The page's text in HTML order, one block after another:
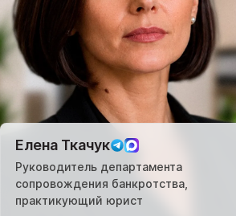
Елена Ткачук
Руководитель департамента
сопровождения банкротства,
практикующий юрист